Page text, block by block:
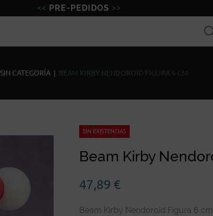
PRE-PEDIDOS
Miniaturas Modelismo
SIN CATEGORÍA| BEAM KIRBY NENDOROID FIGURA 6 CM
SIN EXISTENCIAS
Beam Kirby
47,89 €
Beam Kirby Nendoroid Figura 6 cm